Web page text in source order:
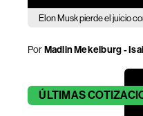
Elon Musk pierde el juicio
PorMadlin Mekelburg -
ÚLTIMAS